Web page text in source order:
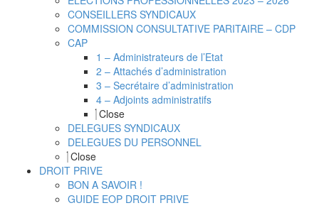
CONSEILLERS SYNDICAUX
COMMISSION CONSULTATIVE PARITAIRE – CDP
CAP
1 – Administrateurs de l’Etat
2 – Attachés d’administration
3 – Secrétaire d’administration
4 – Adjoints administratifs
Close
DELEGUES SYNDICAUX
DELEGUES DU PERSONNEL
Close
DROIT PRIVE
BON A SAVOIR !
GUIDE EOP DROIT PRIVE